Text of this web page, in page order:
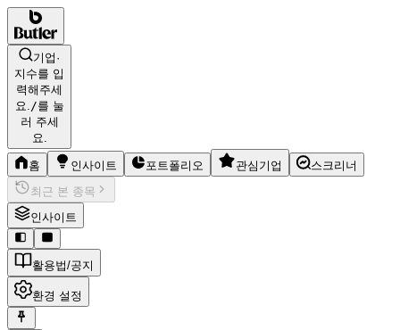
기업·
지수를 입
력해주세
요./를 눌
러 주세
요.
홈 인사이트 포트폴리오 관심기업
스크리너
최근 본 종목
인사이트
활용법/공지
환경 설정